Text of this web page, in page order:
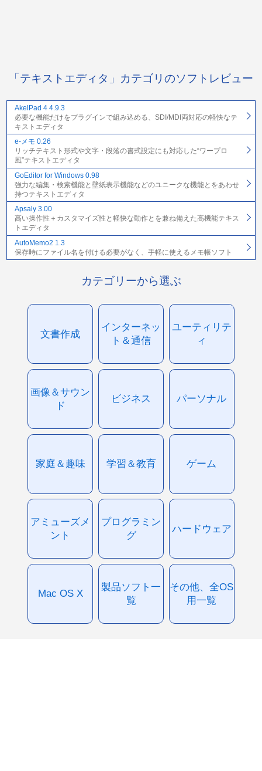
「テキストエディタ」カテゴリのソフトレビュー
AkelPad 4 4.9.3
必要な機能だけをプラグインで組み込める、SDI/MDI両対応の軽快なテ
キストエディタ
e-メモ 0.26
リッチテキスト形式や文字・段落の書式設定にも対応した“ワープロ
風”テキストエディタ
GoEditor for Windows 0.98
強力な編集・検索機能と壁紙表示機能などのユニークな機能とをあわせ
持つテキストエディタ
Apsaly 3.00
高い操作性＋カスタマイズ性と軽快な動作とを兼ね備えた高機能テキス
トエディタ
AutoMemo2 1.3
保存時にファイル名を付ける必要がなく、手軽に使えるメモ帳ソフト
カテゴリーから選ぶ
文書作成
インターネッ
ト＆通信
ユーティリテ
ィ
画像＆サウン
ド
ビジネス パーソナル
家庭＆趣味 学習＆教育 ゲーム
アミューズメ
ント
プログラミン
グ
ハードウェア
Mac OS X
製品ソフト一
覧
その他、全OS
用一覧